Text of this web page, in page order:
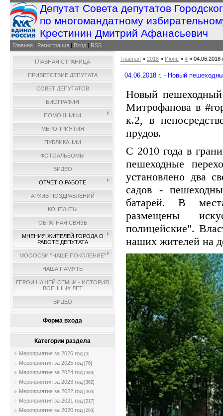
Депутат Совета депутатов
по многомандатному
Крестинин Дмитрий Афанасьевич
Главная | Регистрация | Вход | RSS
ГЛАВНАЯ СТРАНИЦА
ПРИВЕТСТВИЕ ДЕПУТАТА
СОВЕТ ДЕПУТАТОВ
БИОГРАФИЯ
ПОМОЩНИКИ
МЕРОПРИЯТИЯ
ПУБЛИКАЦИИ
ФОТОАЛЬБОМЫ
ВИДЕО
ОТЧЕТ О РАБОТЕ
АРХИВ ПОЗДРАВЛЕНИЙ
КОНТАКТЫ
ОБРАТНАЯ СВЯЗЬ
МНЕНИЯ ЖИТЕЛЕЙ ГОРОДА О
РАБОТЕ ДЕПУТАТА
МОООСВИ "НАШЕ ПОКОЛЕНИЕ"
НАША ПАМЯТЬ
ГЕРОИ НАШЕЙ СЕМЬИ - ИСТОРИЯ
ВОЕННЫХ ЛЕТ
ВИДЕО
Форма входа
Категории раздела
Мероприятия за 2026 год [0]
Мероприятия за 2025 год [76]
Мероприятия за 2024 год [389]
Мероприятия за 2023 год [362]
Мероприятия за 2022 год [303]
Мероприятия за 2021 год [217]
Мероприятия за 2020 год [293]
Главная » 2018 » Июнь » 4 » 04.06.2018
04.06.2018 г. - Новый
Новый пешеходный
Митрофанова в
к.2, в
прудов.
С 2010 года в
пешеходные
установлено два
садов -
батарей. В
размещены
полицейские".
наших жителей на